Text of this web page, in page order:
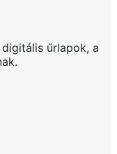
űrlapok, a